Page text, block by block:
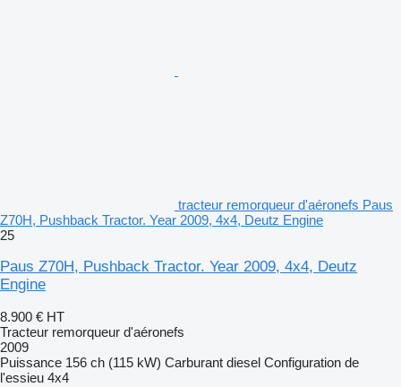
tracteur remorqueur d'aéronefs Paus
Z70H, Pushback Tractor. Year 2009, 4x4, Deutz Engine
25
Paus Z70H, Pushback Tractor. Year 2009, 4x4, Deutz
Engine
8.900 € HT
Tracteur remorqueur d'aéronefs
2009
Puissance 156 ch (115 kW) Carburant diesel Configuration de
l'essieu 4x4